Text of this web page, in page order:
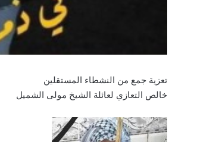
تعزية جمع من النشطاء المستقلين
خالص التعازي لعائلة الشيخ مولى الشميل